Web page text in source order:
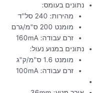
נתונים בעומס:
מהירות: 240 סל"ד
מומנט 200 ס"מ/גרם
זרם עבודה: 160mA
נתונים במנוע נעול:
מומנט 1.6 ס"מ/ק"ג
זרם עבודה: 100mA